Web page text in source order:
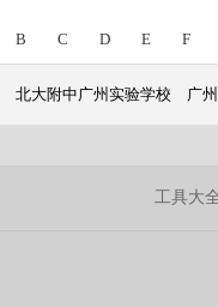
B C D E F
北大附中广州实验学校 广
工具大